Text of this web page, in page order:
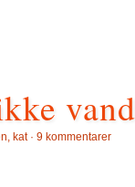
kat· 9 kommentarer